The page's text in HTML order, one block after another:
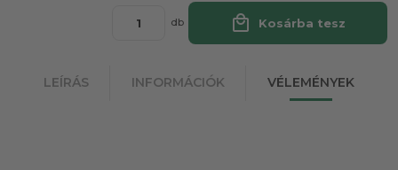
db local_mall Kosárba tesz
LEÍRÁS INFORMÁCIÓK VÉLEMÉNYEK